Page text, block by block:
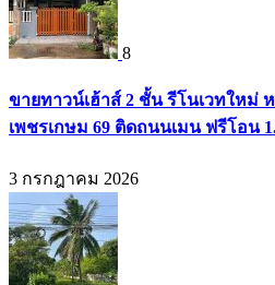
8
ขายทาวน์เฮ้าส์ 2 ชั้น รีโนเวทใหม่
เพชรเกษม 69 ติดถนนเมน ฟรีโอน
3 กรกฎาคม 2026